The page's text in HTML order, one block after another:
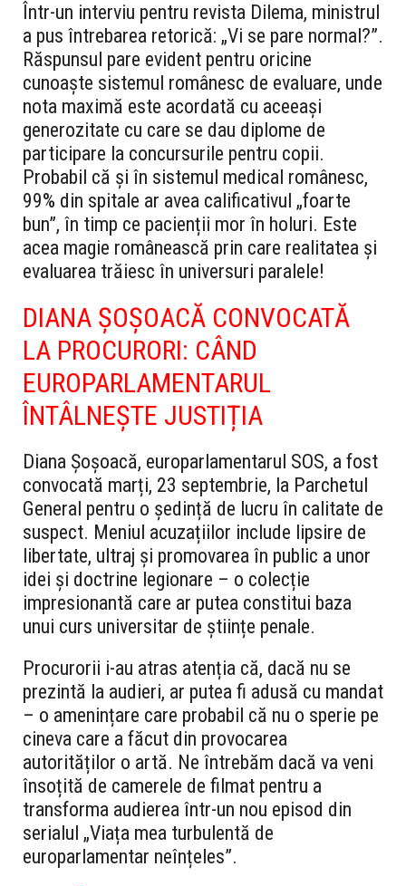
Într-un interviu pentru revista Dilema, ministrul
a pus întrebarea retorică: „Vi se pare normal?”.
Răspunsul pare evident pentru oricine
cunoaște sistemul românesc de evaluare, unde
nota maximă este acordată cu aceeași
generozitate cu care se dau diplome de
participare la concursurile pentru copii.
Probabil că și în sistemul medical românesc,
99% din spitale ar avea calificativul „foarte
bun”, în timp ce pacienții mor în holuri. Este
acea magie românească prin care realitatea și
evaluarea trăiesc în universuri paralele!
DIANA ȘOȘOACĂ CONVOCATĂ
LA PROCURORI: CÂND
EUROPARLAMENTARUL
ÎNTÂLNEȘTE JUSTIȚIA
Diana Șoșoacă, europarlamentarul SOS, a fost
convocată marți, 23 septembrie, la Parchetul
General pentru o ședință de lucru în calitate de
suspect. Meniul acuzațiilor include lipsire de
libertate, ultraj și promovarea în public a unor
idei și doctrine legionare – o colecție
impresionantă care ar putea constitui baza
unui curs universitar de științe penale.
Procurorii i-au atras atenția că, dacă nu se
prezintă la audieri, ar putea fi adusă cu mandat
– o amenințare care probabil că nu o sperie pe
cineva care a făcut din provocarea
autorităților o artă. Ne întrebăm dacă va veni
însoțită de camerele de filmat pentru a
transforma audierea într-un nou episod din
serialul „Viața mea turbulentă de
europarlamentar neînțeles”.